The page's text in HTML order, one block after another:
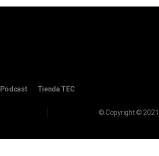
Podcast Tienda TEC
© Copyright © 2021